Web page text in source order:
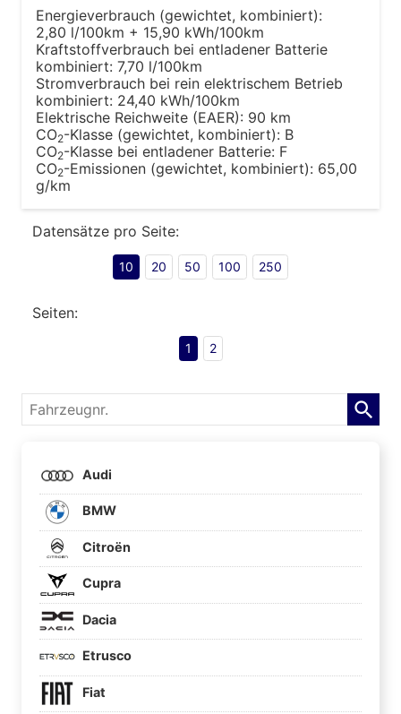
Energieverbrauch (gewichtet, kombiniert):
2,80 l/100km + 15,90 kWh/100km
Kraftstoffverbrauch bei entladener Batterie
kombiniert: 7,70 l/100km
Stromverbrauch bei rein elektrischem Betrieb
kombiniert: 24,40 kWh/100km
Elektrische Reichweite (EAER): 90 km
CO2-Klasse (gewichtet, kombiniert): B
CO2-Klasse bei entladener Batterie: F
CO2-Emissionen (gewichtet, kombiniert): 65,00
g/km
Datensätze pro Seite:
10 20 50 100 250
Seiten:
1 2
Fahrzeugnr.
Audi
BMW
Citroën
Cupra
Dacia
Etrusco
Fiat